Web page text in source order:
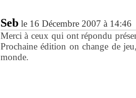
Seble 16 Décembre 2007 à 14:46
Merci à ceux qui ont répondu
Prochaine édition on change de
monde.